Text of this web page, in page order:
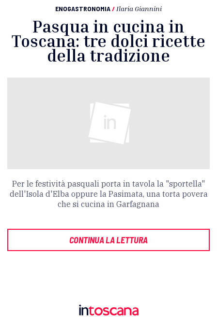
ENOGASTRONOMIA/ Ilaria Giannini
Pasqua in cucina in
Toscana: tre dolci ricette
della tradizione
Per le festività pasquali porta in tavola la "sportella"
dell'Isola d'Elba oppure la Pasimata, una torta povera
che si cucina in Garfagnana
CONTINUA LA LETTURA